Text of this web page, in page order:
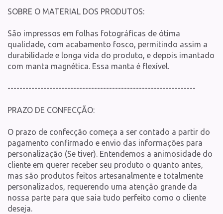
SOBRE O MATERIAL DOS PRODUTOS:
São impressos em folhas fotográficas de ótima
qualidade, com acabamento fosco, permitindo assim a
durabilidade e longa vida do produto, e depois imantado
com manta magnética. Essa manta é flexível.
---------------------------------------------------------------
PRAZO DE CONFECÇÃO:
O prazo de confecção começa a ser contado a partir do
pagamento confirmado e envio das informações para
personalização (Se tiver). Entendemos a animosidade do
cliente em querer receber seu produto o quanto antes,
mas são produtos feitos artesanalmente e totalmente
personalizados, requerendo uma atenção grande da
nossa parte para que saia tudo perfeito como o cliente
deseja.